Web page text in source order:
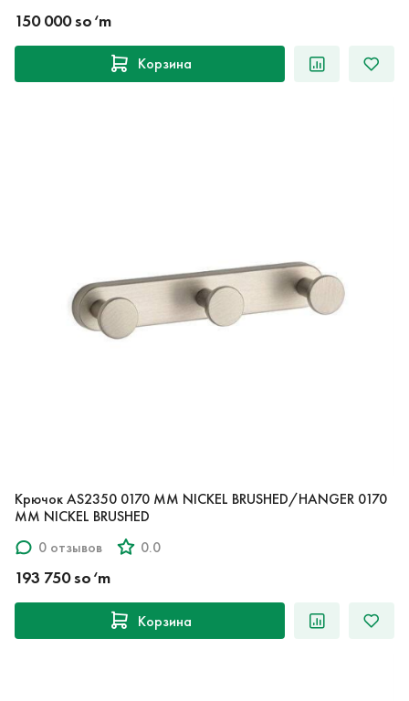
150 000 so‘m
Корзина
Крючок AS2350 0170 MM NICKEL BRUSHED/HANGER 0170
MM NICKEL BRUSHED
0 отзывов
0.0
193 750 so‘m
Корзина